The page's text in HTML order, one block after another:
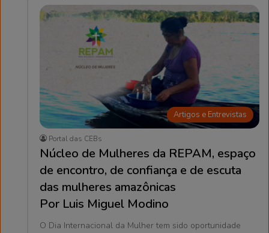
Artigos e Entrevistas
Portal das CEBs
Núcleo de Mulheres da REPAM, espaço
de encontro, de confiança e de escuta
das mulheres amazônicas
Por Luis Miguel Modino
O Dia Internacional da Mulher tem sido oportunidade